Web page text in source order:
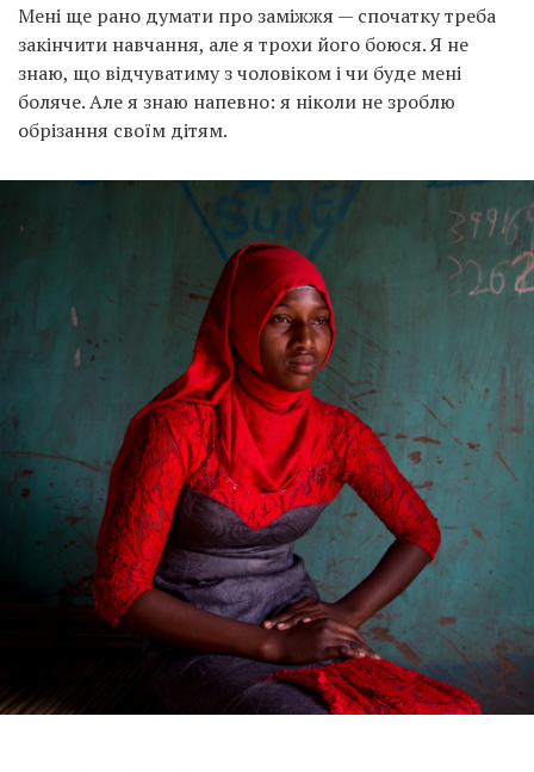
Мені ще рано думати про заміжжя — спочатку треба
закінчити навчання, але я трохи його боюся. Я не
знаю, що відчуватиму з чоловіком і чи буде мені
боляче. Але я знаю напевно: я ніколи не зроблю
обрізання своїм дітям.